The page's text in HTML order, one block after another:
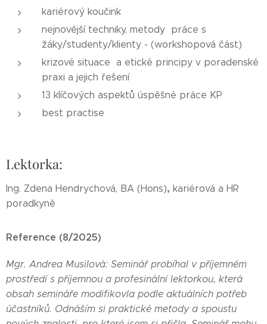
kariérový koučink
nejnovější techniky, metody práce s
žáky/studenty/klienty - (workshopová část)
krizové situace a etické principy v poradenské
praxi a jejich řešení
13 klíčových aspektů úspěšné práce KP
best practise
Lektorka:
Ing. Zdena Hendrychová, BA (Hons), kariérová a HR
poradkyně
Reference (8/2025)
Mgr. Andrea Musilová: Seminář probíhal v příjemném
prostředí s příjemnou a profesinální lektorkou, která
obsah semináře modifikovla podle aktuálních potřeb
účastníků. Odnáším si praktické metody a spoustu